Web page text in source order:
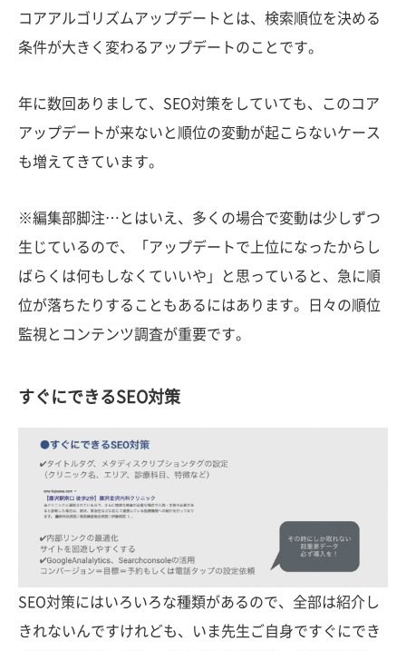
コアアルゴリズムアップデートとは、検索順位を決める
条件が大きく変わるアップデートのことです。
年に数回ありまして、SEO対策をしていても、このコア
アップデートが来ないと順位の変動が起こらないケース
も増えてきています。
※編集部脚注…とはいえ、多くの場合で変動は少しずつ
生じているので、「アップデートで上位になったからし
ばらくは何もしなくていいや」と思っていると、急に順
位が落ちたりすることもあるにはあります。日々の順位
監視とコンテンツ調査が重要です。
すぐにできるSEO対策
SEO対策にはいろいろな種類があるので、全部は紹介し
きれないんですけれども、いま先生ご自身ですぐにでき